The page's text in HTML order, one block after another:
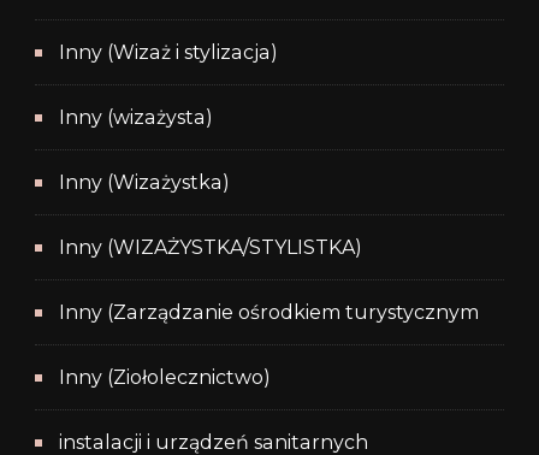
Inny (Wizaż i stylizacja)
Inny (wizażysta)
Inny (Wizażystka)
Inny (WIZAŻYSTKA/STYLISTKA)
Inny (Zarządzanie ośrodkiem turystycznym
Inny (Ziołolecznictwo)
instalacji i urządzeń sanitarnych